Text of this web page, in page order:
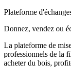
Plateforme
Donnez, vendez ou
La plateforme de
professionnels de la
acheter du bois,